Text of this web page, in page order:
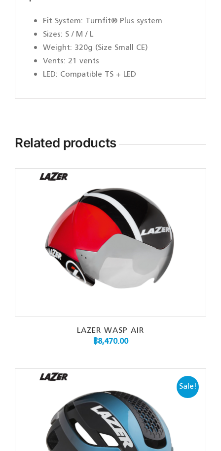
Fit System: Turnfit® Plus system
Sizes: S / M / L
Weight: 320g (Size Small CE)
Vents: 21 vents
LED: Compatible TS + LED
Related products
LAZER WASP AIR
฿8,470.00
Sale!